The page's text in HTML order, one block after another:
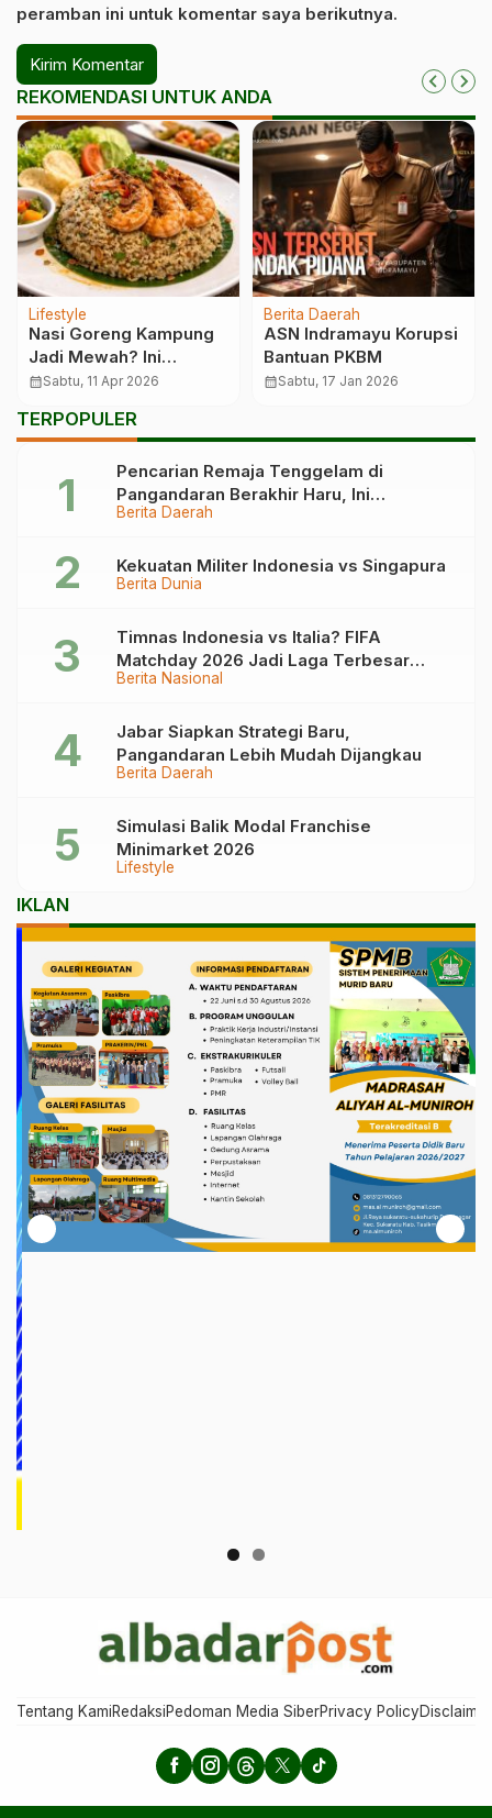
peramban ini untuk komentar saya berikutnya.
REKOMENDASI UNTUK ANDA
Lifestyle
Nasi Goreng Kampung
Jadi Mewah? Ini
Rahasia Chef!
calendar_monthSabtu, 11 Apr 2026
Berita Daerah
ASN Indramayu Korupsi
Bantuan PKBM
calendar_monthSabtu, 17 Jan 2026
TERPOPULER
Berita Daerah
Pencarian Remaja Tenggelam di
Pangandaran Berakhir Haru, Ini
Kronologinya
Berita Dunia
Kekuatan Militer Indonesia vs Singapura
Berita Nasional
Timnas Indonesia vs Italia? FIFA
Matchday 2026 Jadi Laga Terbesar
Garuda!
Berita Daerah
Jabar Siapkan Strategi Baru,
Pangandaran Lebih Mudah Dijangkau
Lifestyle
Simulasi Balik Modal Franchise
Minimarket 2026
IKLAN
Tentang KamiRedaksiPedoman Media SiberPrivacy PolicyDisclaimer